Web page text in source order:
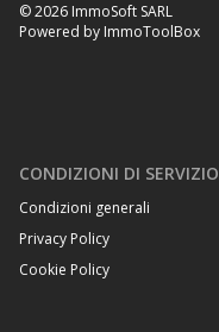
© 2026 ImmoSoft SARL
Powered by ImmoToolBox
CONDIZIONI DI SERVIZIO
Condizioni generali
Privacy Policy
Cookie Policy